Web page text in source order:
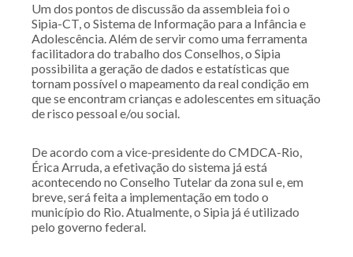
Um dos pontos de discussão da assembleia foi o
Sipia-CT, o Sistema de Informação para a Infância e
Adolescência. Além de servir como uma ferramenta
facilitadora do trabalho dos Conselhos, o Sipia
possibilita a geração de dados e estatísticas que
tornam possível o mapeamento da real condição em
que se encontram crianças e adolescentes em situação
de risco pessoal e/ou social.
De acordo com a vice-presidente do CMDCA-Rio,
Érica Arruda, a efetivação do sistema já está
acontecendo no Conselho Tutelar da zona sul e, em
breve, será feita a implementação em todo o
município do Rio. Atualmente, o Sipia já é utilizado
pelo governo federal.